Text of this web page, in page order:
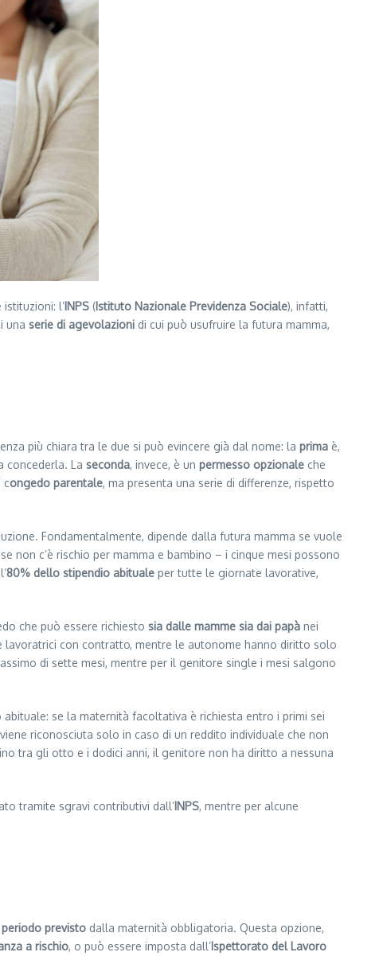
l’INPS (Istituto Nazionale Previdenza Sociale), infatti,
una serie di agevolazioni di cui può usufruire la futura mamma,
più chiara tra le due si può evincere già dal nome: la prima è,
concederla. La seconda, invece, è un permesso opzionale che
congedo parentale, ma presenta una serie di differenze, rispetto
Fondamentalmente, dipende dalla futura mamma se vuole
non c’è rischio per mamma e bambino – i cinque mesi possono
80% dello stipendio abituale per tutte le giornate lavorative,
che può essere richiesto sia dalle mamme sia dai papà nei
lavoratrici con contratto, mentre le autonome hanno diritto solo
di sette mesi, mentre per il genitore single i mesi salgono
se la maternità facoltativa è richiesta entro i primi sei
riconosciuta solo in caso di un reddito individuale che non
tra gli otto e i dodici anni, il genitore non ha diritto a nessuna
tramite sgravi contributivi dall’INPS, mentre per alcune
previsto dalla maternità obbligatoria. Questa opzione,
a rischio, o può essere imposta dall’Ispettorato del Lavoro